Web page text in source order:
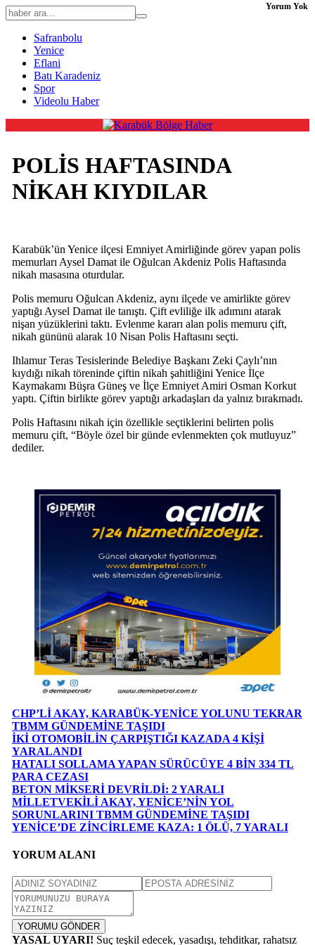
Safranbolu
Yenice
Eflani
Batı Karadeniz
Spor
Videolu Haber
POLİS HAFTASINDA
NİKAH KIYDILAR
Karabük’ün Yenice ilçesi Emniyet Amirliğinde görev yapan polis
memurları Aysel Damat ile Oğulcan Akdeniz Polis Haftasında
nikah masasına oturdular.
Polis memuru Oğulcan Akdeniz, aynı ilçede ve amirlikte görev
yaptığı Aysel Damat ile tanıştı. Çift evliliğe ilk adımını atarak
nişan yüzüklerini taktı. Evlenme kararı alan polis memuru çift,
nikah gününü alarak 10 Nisan Polis Haftasını seçti.
Ihlamur Teras Tesislerinde Belediye Başkanı Zeki Çaylı’nın
kıydığı nikah töreninde çiftin nikah şahitliğini Yenice İlçe
Kaymakamı Büşra Güneş ve İlçe Emniyet Amiri Osman Korkut
yaptı. Çiftin birlikte görev yaptığı arkadaşları da yalnız bırakmadı.
Polis Haftasını nikah için özellikle seçtiklerini belirten polis
memuru çift, “Böyle özel bir günde evlenmekten çok mutluyuz”
dediler.
CHP’Lİ AKAY, KARABÜK-YENİCE YOLUNU TEKRAR
TBMM GÜNDEMİNE TAŞIDI
İKİ OTOMOBİLİN ÇARPIŞTIĞI KAZADA 4 KİŞİ
YARALANDI
HATALI SOLLAMA YAPAN SÜRÜCÜYE 4 BİN 334 TL
PARA CEZASI
BETON MİKSERİ DEVRİLDİ: 2 YARALI
MİLLETVEKİLİ AKAY, YENİCE’NİN YOL
SORUNLARINI TBMM GÜNDEMİNE TAŞIDI
YENİCE’DE ZİNCİRLEME KAZA: 1 ÖLÜ, 7 YARALI
YORUM ALANI
Yorum Yok
YORUMU GÖNDER
YASAL UYARI! Suç teşkil edecek, yasadışı, tehditkar, rahatsız